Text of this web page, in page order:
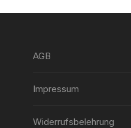
AGB
Impressum
Widerrufsbelehrung